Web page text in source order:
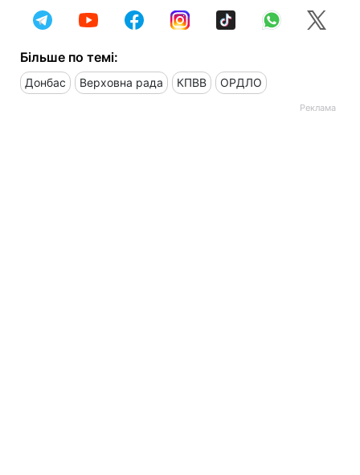
Більше по темі:
Донбас Верховна рада КПВВ ОРДЛО